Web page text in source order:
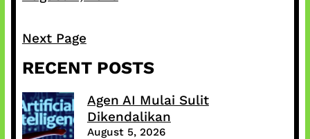
Next Page
RECENT POSTS
Agen AI Mulai Sulit
Dikendalikan
August 5, 2026